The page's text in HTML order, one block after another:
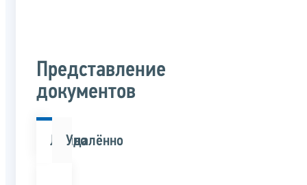
Представление
документов
Лично
Удалённо